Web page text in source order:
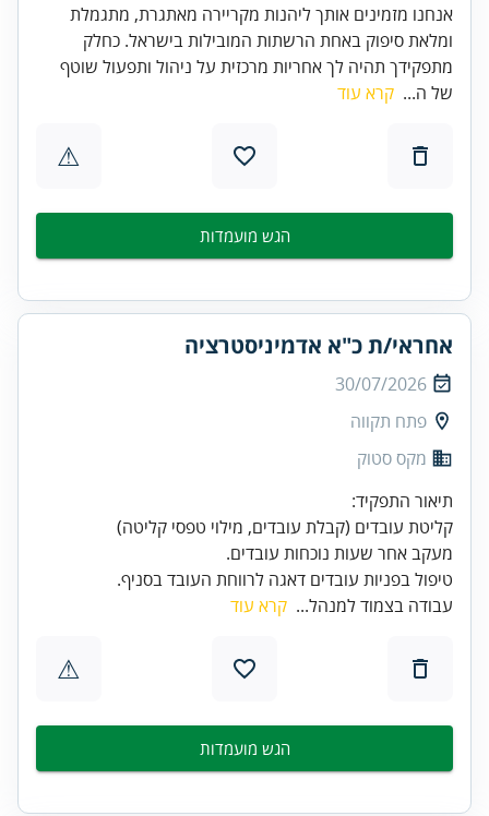
אנחנו מזמינים אותך ליהנות מקריירה מאתגרת, מתגמלת
ומלאת סיפוק באחת הרשתות המובילות בישראל. כחלק
מתפקידך תהיה לך אחריות מרכזית על ניהול ותפעול שוטף
של ה... קרא עוד
⚠
הגש מועמדות
אחראי/ת כ"א אדמיניסטרציה
30/07/2026
פתח תקווה
מקס סטוק
טיפול בפניות עובדים דאגה לרווחת העובד בסניף.
עבודה בצמוד למנהל... קרא עוד
⚠
הגש מועמדות